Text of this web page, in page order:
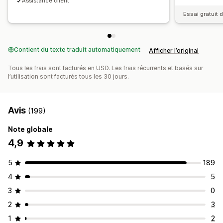
Image de marque personnalisée
Paiements par carte-cadeau Devises multiples
Essai gratuit
Contient du texte traduit automatiquement Afficher l’original
Tous les frais sont facturés en USD. Les frais récurrents et basés sur
l’utilisation sont facturés tous les 30 jours.
Avis (199)
Note globale
4,9
5
189
4
5
3
0
2
3
1
2